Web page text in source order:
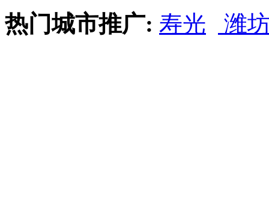
热门城市推广: 寿光 潍